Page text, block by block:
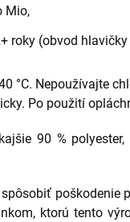
Mio,
roky (obvod hlavičky
°C. Nepoužívajte
Po použití
90 %
poškodenie
ktorú tento